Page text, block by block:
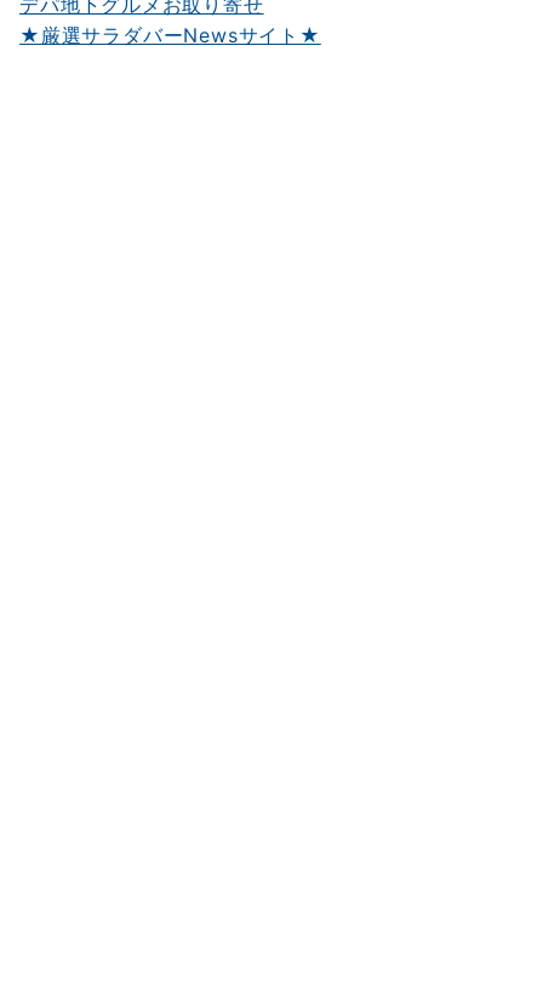
デパ地下グルメお取り寄せ
★厳選サラダバーNewsサイト★